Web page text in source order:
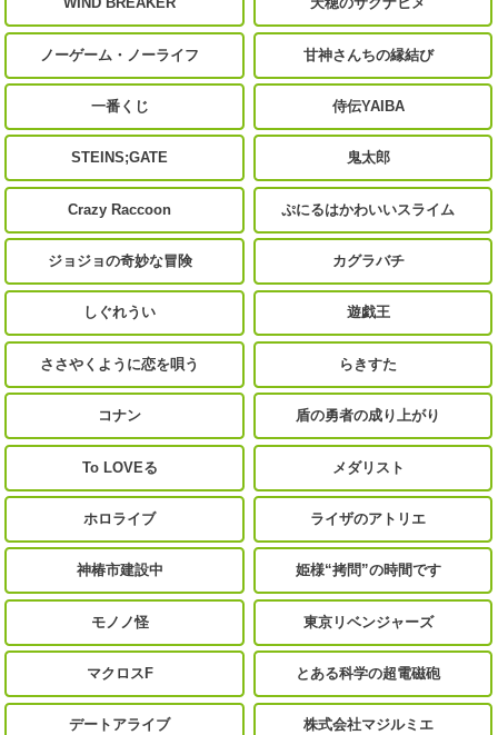
ノーゲーム・ノーライフ 甘神さんちの縁結び
一番くじ 侍伝YAIBA
STEINS;GATE 鬼太郎
Crazy Raccoon ぷにるはかわいいスライム
ジョジョの奇妙な冒険 カグラバチ
しぐれうい 遊戯王
ささやくように恋を唄う らきすた
コナン 盾の勇者の成り上がり
To LOVEる メダリスト
ホロライブ ライザのアトリエ
神椿市建設中 姫様“拷問”の時間です
モノノ怪 東京リベンジャーズ
マクロスF とある科学の超電磁砲
デートアライブ 株式会社マジルミエ